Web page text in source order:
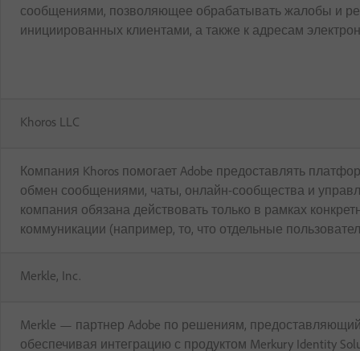
сообщениями, позволяющее обрабатывать жалобы и
инициированных клиентами, а также к адресам
Khoros LLC
Компания Khoros помогает Adobe предоставлять
обмен сообщениями, чаты, онлайн-сообщества и
компания обязана действовать только в рамках
коммуникации (например, то, что отдельные
Merkle, Inc.
Merkle — партнер Adobe по решениям,
обеспечивая интеграцию с продуктом Merkury Identity